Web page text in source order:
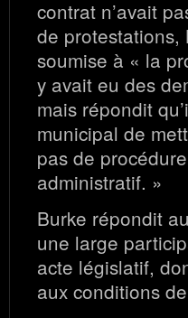
contrat n’avait
de protestations,
soumise à « la
y avait eu des
mais répondit
municipal de
pas de
administratif. »
Burke répondit
une large
acte législatif,
aux conditions